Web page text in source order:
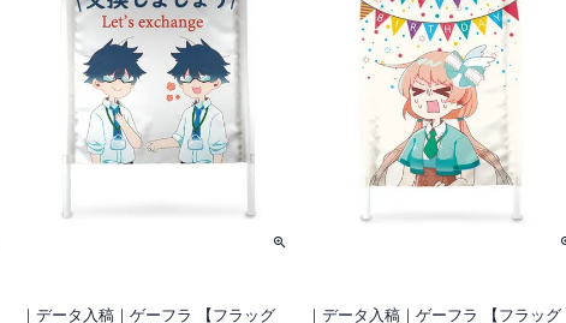
｜データ入稿｜ゲーフラ 【フラッグ ｜データ入稿｜ゲーフラ 【フラッグ